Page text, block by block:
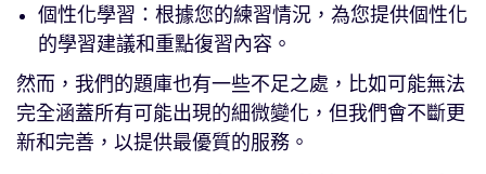
個性化學習：根據您的練習情況，為您提供個性化
的學習建議和重點復習內容。
然而，我們的題庫也有一些不足之處，比如可能無法
完全涵蓋所有可能出現的細微變化，但我們會不斷更
新和完善，以提供最優質的服務。